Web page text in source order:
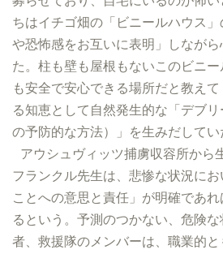
ちはイチゴ畑の「ビニールハウス
や恐怖感をお互いに表明」しなが
た。柱も壁も屋根もないこのビニ
も安全で安心できる場所だと教え
る知恵として自然発生的な「デブ
の予防的な方法）」を生みだしてい
アウシュヴィッツ捕虜収容所から
フランクル先生は、悲惨な状況に
ことへの意思と責任」が明確であ
るという。予測のつかない、危険
者、救援隊のメンバーは、職業的